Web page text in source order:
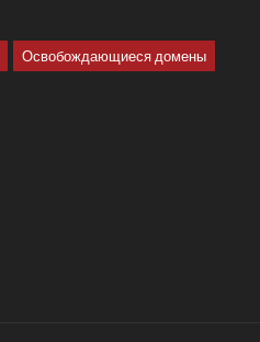
Освобождающиеся домены